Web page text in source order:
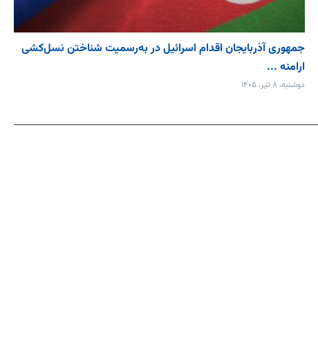
جمهوری آذربایجان اقدام اسرائیل در به‌رسمیت شناختن نسل‌کشی
ارامنه ...
دوشنبه، ۸ تیر، ۱۴۰۵